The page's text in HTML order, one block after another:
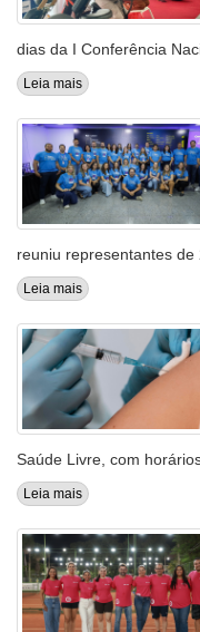
dias da I Conferência
Leia mais
reuniu representantes de
Leia mais
Saúde Livre, com horários
Leia mais